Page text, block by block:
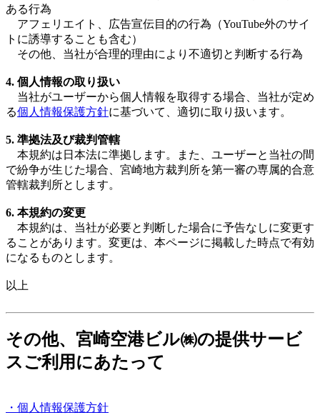
ある行為
アフェリエイト、広告宣伝目的の行為（YouTube外のサイ
トに誘導することも含む）
その他、当社が合理的理由により不適切と判断する行為
4. 個人情報の取り扱い
当社がユーザーから個人情報を取得する場合、当社が定め
る個人情報保護方針に基づいて、適切に取り扱います。
5. 準拠法及び裁判管轄
本規約は日本法に準拠します。また、ユーザーと当社の間
で紛争が生じた場合、宮崎地方裁判所を第一審の専属的合意
管轄裁判所とします。
6. 本規約の変更
本規約は、当社が必要と判断した場合に予告なしに変更す
ることがあります。変更は、本ページに掲載した時点で有効
になるものとします。
以上
その他、宮崎空港ビル㈱の提供サービ
スご利用にあたって
・個人情報保護方針